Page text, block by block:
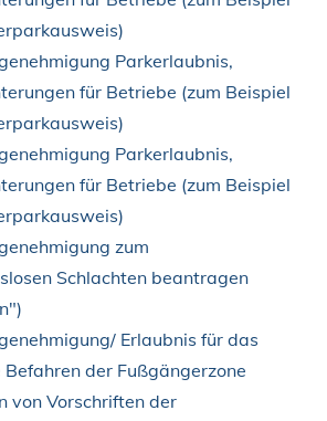
Parkerlaubnis,
für Betriebe (zum Beispiel
Parkerlaubnis,
für Betriebe (zum Beispiel
zum
Schlachten beantragen
Erlaubnis für das
der Fußgängerzone
von Vorschriften der